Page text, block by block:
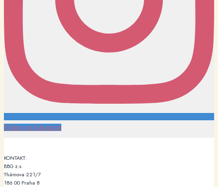
Follow on Instagram
KONTAKT:
BBG z.s.
Thámova 221/7
186 00 Praha 8